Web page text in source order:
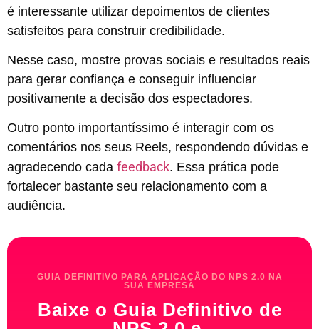
é interessante utilizar depoimentos de clientes
satisfeitos para construir credibilidade.
Nesse caso, mostre provas sociais e resultados reais
para gerar confiança e conseguir influenciar
positivamente a decisão dos espectadores.
Outro ponto importantíssimo é interagir com os
comentários nos seus Reels, respondendo dúvidas e
agradecendo cada feedback. Essa prática pode
fortalecer bastante seu relacionamento com a
audiência.
GUIA DEFINITIVO PARA APLICAÇÃO DO NPS 2.0 NA
SUA EMPRESA
Baixe o Guia Definitivo de